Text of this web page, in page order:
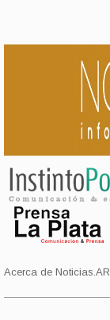
Acerca de Noticias.AR